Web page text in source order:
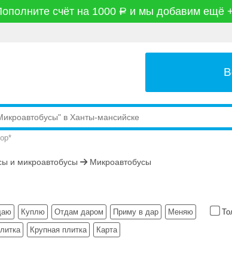
счёт на 1000 руб и мы добавим ещё
и микроавтобусы Микроавтобусы
Куплю Отдам даром Приму в дар Меняю
Крупная плитка Карта